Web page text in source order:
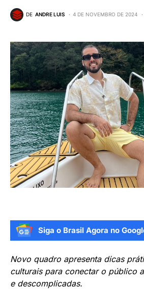
DE ANDRE LUIS 4 DE NOVEMBRO DE 2024
Siga o Brasil Agora no
Novo quadro apresenta dicas
culturais para conectar o público
e descomplicadas.